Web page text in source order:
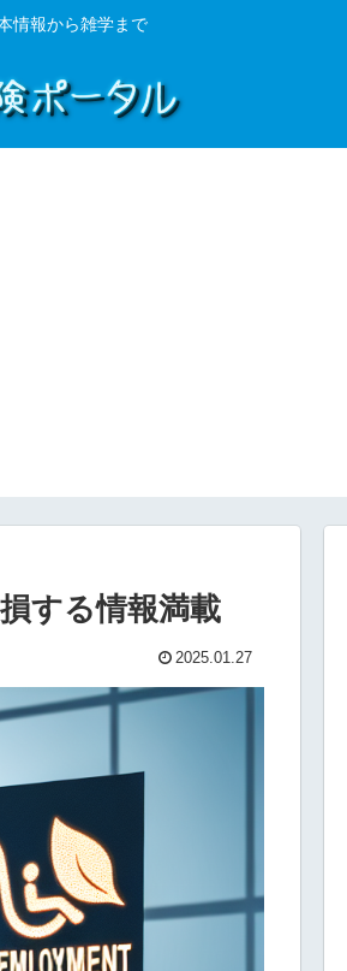
情報から雑学まで
する情報満載
2025.01.27